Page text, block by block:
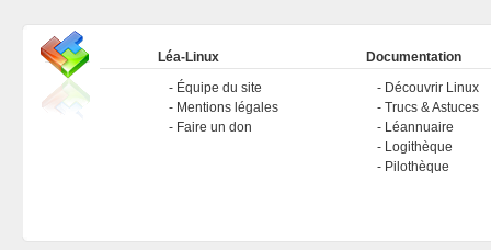
Léa-Linux
Équipe du site
Mentions légales
Faire un don
Documentation
Découvrir Linux
Trucs & Astuces
Léannuaire
Logithèque
Pilothèque